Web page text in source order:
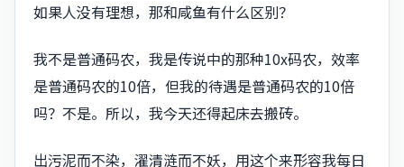
如果人没有理想，那和咸鱼有什么区别？
我不是普通码农，我是传说中的那种10x码农，效率
是普通码农的10倍，但我的待遇是普通码农的10倍
吗？不是。所以，我今天还得起床去搬砖。
出污泥而不染，濯清涟而不妖，用这个来形容我每日